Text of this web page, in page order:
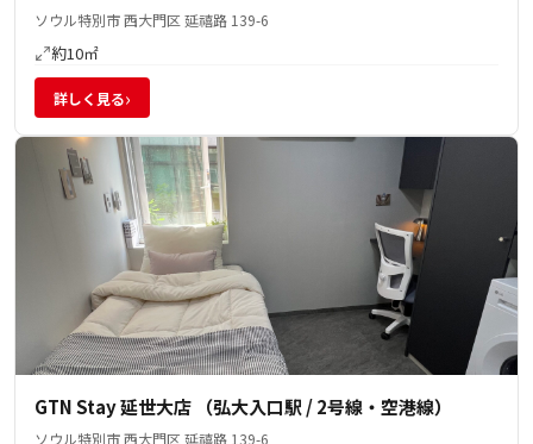
ソウル特別市 西大門区 延禧路 139-6
約10㎡
詳しく見る›
GTN Stay 延世大店 （弘大入口駅 / 2号線・空港線）
ソウル特別市 西大門区 延禧路 139-6